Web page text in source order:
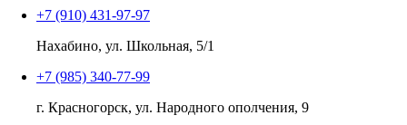
+7 (910) 431-97-97
Нахабино, ул. Школьная, 5/1
+7 (985) 340-77-99
г. Красногорск, ул. Народного ополчения, 9